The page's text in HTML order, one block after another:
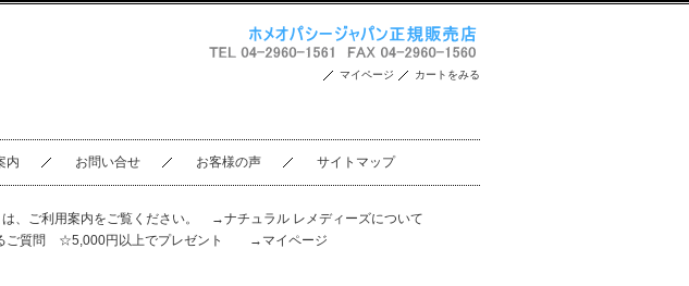
マイページ カートをみる
内 お問い合せ お客様の声 サイトマップ
、 ご利用案内をご覧ください。
→ナチュラル レメディーズについて
ご質問 ☆5,000円以上でプレゼント →マイページ